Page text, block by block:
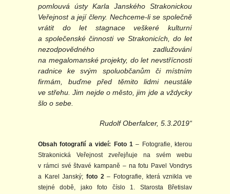
pomlouvá ústy Karla Janského Strakonickou
Veřejnost a její členy. Nechceme-li se společně
vrátit do let stagnace veškeré kulturní
a společenské činnosti ve Strakonicích, do let
nezodpovědného zadlužování
na megalomanské projekty, do let nevstřícnosti
radnice ke svým spoluobčanům či místním
firmám, buďme před těmito lidmi neustále
ve střehu. Jim nejde o město, jim jde a vždycky
šlo o sebe.
Rudolf Oberfalcer, 5.3.2019“
Obsah fotografií a videí: Foto 1– Fotografie, kterou
Strakonická Veřejnost zveřejňuje na svém webu
v rámci své štvavé kampaně – na fotu Pavel Vondrys
a Karel Janský; foto 2– Fotografie, která vznikla ve
stejné době, jako foto číslo 1. Starosta Břetislav